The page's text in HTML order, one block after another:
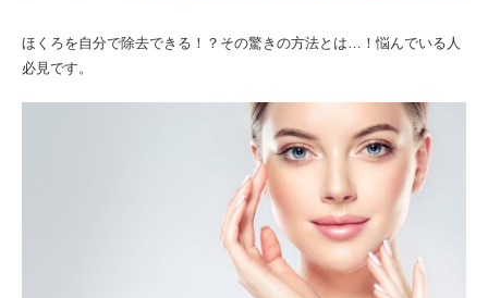
ほくろを自分で除去できる！？その驚きの方法とは…！悩んでいる人
必見です。